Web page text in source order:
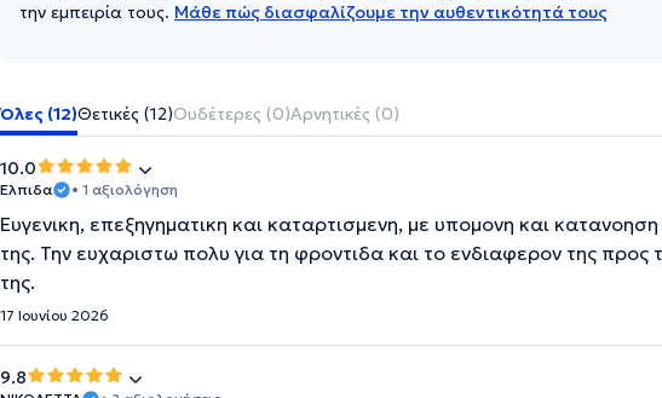
την εμπειρία τους. Μάθε πώς διασφαλίζουμε την αυθεντικότητά τους
Όλες (12)Θετικές (12)Ουδέτερες (0)Αρνητικές (0)
10.0
Ελπιδα • 1 αξιολόγηση
Ευγενικη, επεξηγηματικη και καταρτισμενη, με υπομονη και
της. Την ευχαριστω πολυ για τη φροντιδα και το ενδιαφερον της προς
της.
17 Ιουνίου 2026
9.8